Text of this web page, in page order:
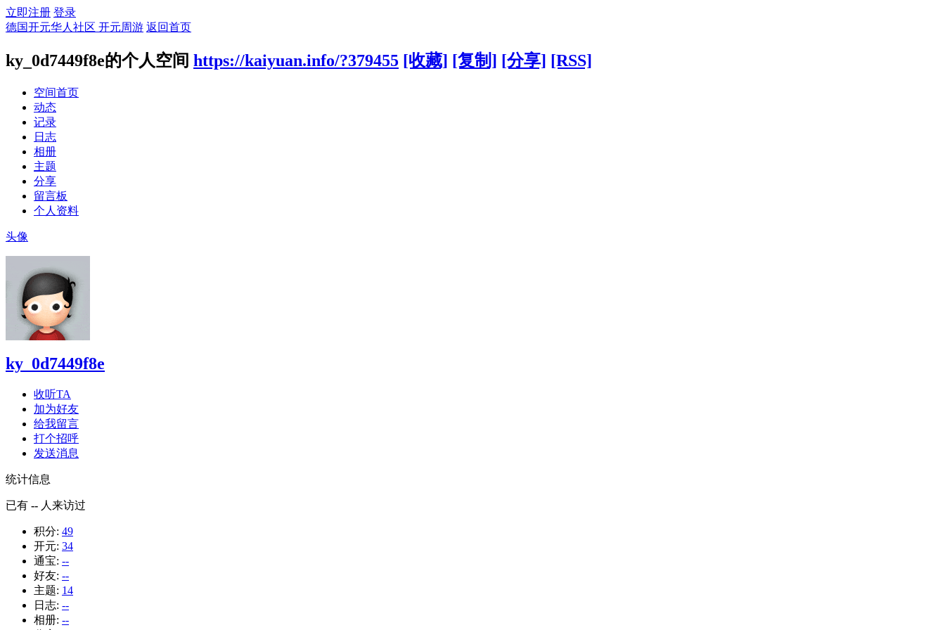
立即注册 登录
德国开元华人社区 开元周游 返回首页
ky_0d7449f8e的个人空间 https://kaiyuan.info/?379455 [收藏] [复制] [分享] [RSS]
空间首页
动态
记录
日志
相册
主题
分享
留言板
个人资料
头像
ky_0d7449f8e
收听TA
加为好友
给我留言
打个招呼
发送消息
统计信息
已有 -- 人来访过
积分: 49
开元: 34
通宝: --
好友: --
主题: 14
日志: --
相册: --